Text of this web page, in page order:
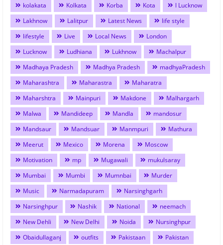
kolakata
Kolkata Korba Kota
l Lucknow
Lakhnow
Lalitpur Latest News
life style
lifestyle
Live Local News
London
Lucknow
Ludhiana Lukhnow
Machalpur
Madhaya Pradesh
Madhya Pradesh
madhyaPradesh
Maharashtra
Maharastra
Maharatra
Maharshtra
Mainpuri Makdone
Malhargarh
Malwa
Mandideep Mandla
mandosur
Mandsaur
Mandsuar Manmpuri
Mathura
Meerut
Mexico Morena
Moscow
Motivation
mp Mugawali
mukulsaray
Mumbai
Mumbi Mumnbai
Murder
Music
Narmadapuram
Narsinghgarh
Narsinghpur
Nashik National
neemach
New Dehli
New Delhi Noida
Nursinghpur
Obaidullaganj
outfits Pakistaan
Pakistan